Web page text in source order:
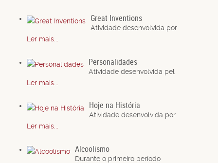
Great Inventions
Atividade desenvolvida por
Ler mais...
Personalidades
Atividade desenvolvida pel
Ler mais...
Hoje na História
Atividade desenvolvida por
Ler mais...
Alcoolismo
Durante o primeiro período